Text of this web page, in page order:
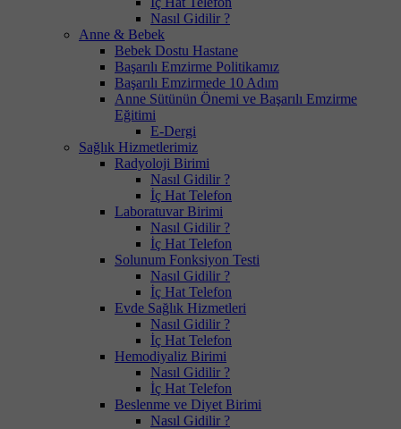
Nasıl Gidilir ?
Anne & Bebek
Bebek Dostu Hastane
Başarılı Emzirme Politikamız
Başarılı Emzirmede 10 Adım
Anne Sütünün Önemi ve Başarılı Emzirme
Eğitimi
E-Dergi
Sağlık Hizmetlerimiz
Radyoloji Birimi
Nasıl Gidilir ?
İç Hat Telefon
Laboratuvar Birimi
Nasıl Gidilir ?
İç Hat Telefon
Solunum Fonksiyon Testi
Nasıl Gidilir ?
İç Hat Telefon
Evde Sağlık Hizmetleri
Nasıl Gidilir ?
İç Hat Telefon
Hemodiyaliz Birimi
Nasıl Gidilir ?
İç Hat Telefon
Beslenme ve Diyet Birimi
Nasıl Gidilir ?